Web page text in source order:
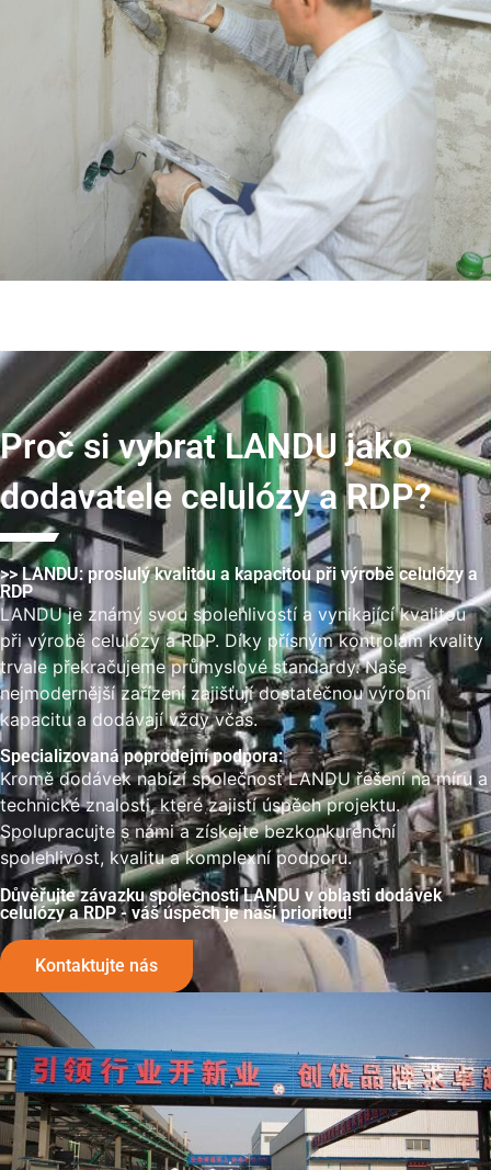
Proč si vybrat LANDU jako
dodavatele celulózy a RDP?
>> LANDU: proslulý kvalitou a kapacitou při výrobě celulózy a
RDP
LANDU je známý svou spolehlivostí a vynikající kvalitou
při výrobě celulózy a RDP. Díky přísným kontrolám kvality
trvale překračujeme průmyslové standardy. Naše
nejmodernější zařízení zajišťují dostatečnou výrobní
kapacitu a dodávají vždy včas.
Specializovaná poprodejní podpora:
Kromě dodávek nabízí společnost LANDU řešení na míru a
technické znalosti, které zajistí úspěch projektu.
Spolupracujte s námi a získejte bezkonkurenční
spolehlivost, kvalitu a komplexní podporu.
Důvěřujte závazku společnosti LANDU v oblasti dodávek
celulózy a RDP - váš úspěch je naší prioritou!
Kontaktujte nás